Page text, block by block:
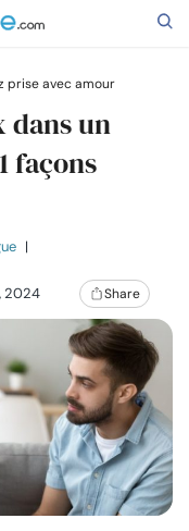
prise avec amour
dans un
façons
|
2024 Share